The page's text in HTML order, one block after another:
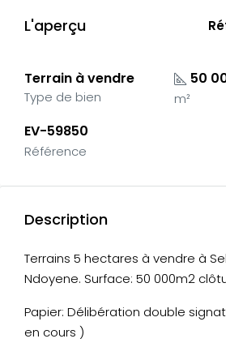
L'aperçu
Terrain à vendre
Type de bien
50
m²
EV-59850
Référence
Description
Terrains 5 hectares à vendre à
Ndoyene. Surface: 50 000m2
Papier: Délibération double
en cours )